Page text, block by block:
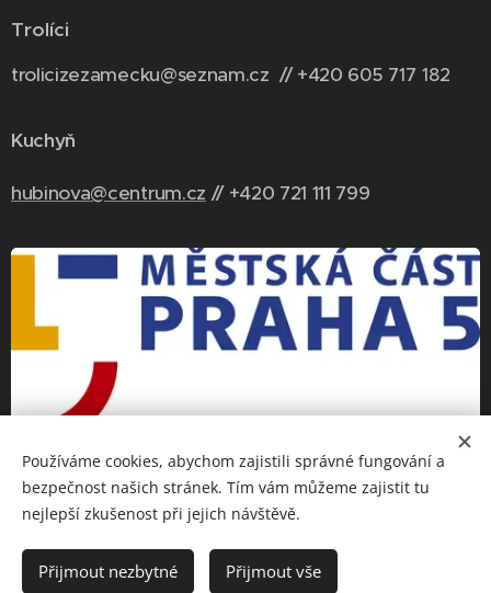
Trolíci
trolicizezamecku@seznam.cz // +420 605 717 182
Kuchyň
hubinova@centrum.cz // +420 721 111 799
Používáme cookies, abychom zajistili správné fungování a
bezpečnost našich stránek. Tím vám můžeme zajistit tu
nejlepší zkušenost při jejich návštěvě.
Přijmout nezbytné Přijmout vše